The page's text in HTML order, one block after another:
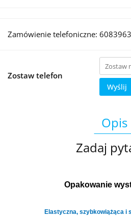
Zamówienie telefoniczne:
Zostaw telefon
Wyślij
Opis
Zadaj
Opakowanie
Elastyczna, szybkowiążąca i